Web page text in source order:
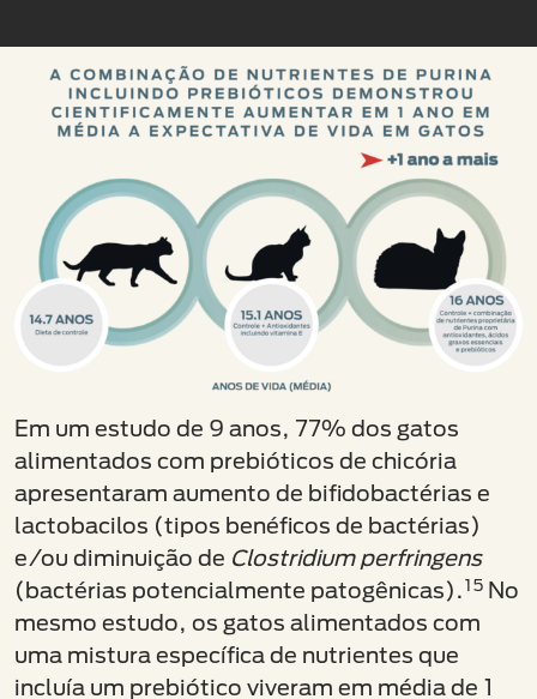
Em um estudo de 9 anos, 77% dos gatos
alimentados com prebióticos de chicória
apresentaram aumento de bifidobactérias e
lactobacilos (tipos benéficos de bactérias)
e/ou diminuição de Clostridium perfringens
(bactérias potencialmente patogênicas).15 No
mesmo estudo, os gatos alimentados com
uma mistura específica de nutrientes que
incluía um prebiótico viveram em média de 1